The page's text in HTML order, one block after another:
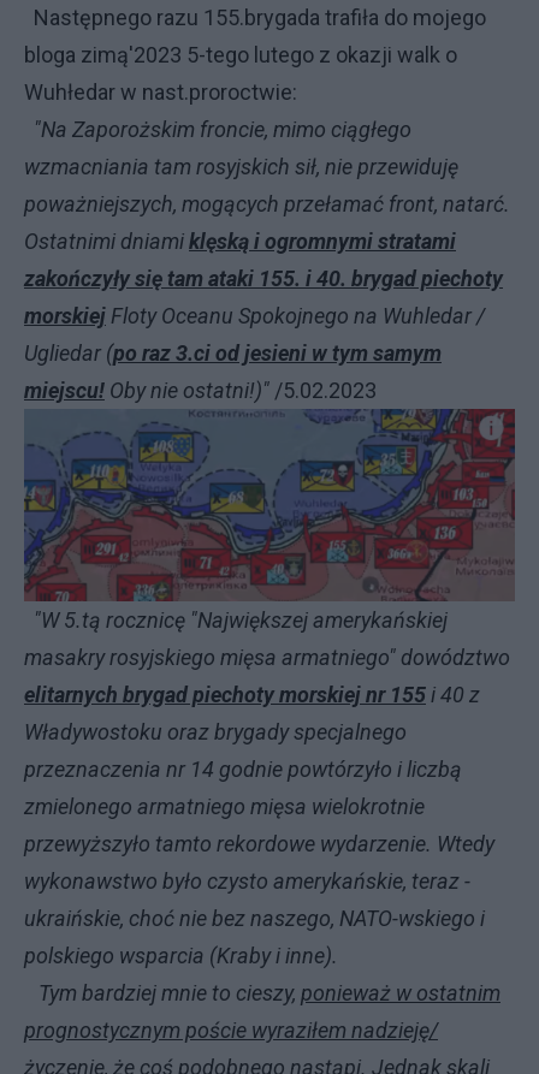
Następnego razu 155.brygada trafiła do mojego
bloga zimą'2023 5-tego lutego z okazji walk o
Wuhłedar w nast.proroctwie:
"Na Zaporożskim froncie, mimo ciągłego
wzmacniania tam rosyjskich sił, nie przewiduję
poważniejszych, mogących przełamać front, natarć.
Ostatnimi dniamiklęską i ogromnymi stratami
zakończyły się tam ataki 155. i 40. brygad piechoty
morskiej Floty Oceanu Spokojnego na Wuhledar /
Ugliedar (po raz 3.ci od jesieni w tym samym
miejscu! Oby nie ostatni!)" /5.02.2023
"W 5.tą rocznicę "Największej amerykańskiej
masakry rosyjskiego mięsa armatniego" dowództwo
elitarnych brygad piechoty morskiej nr 155 i 40 z
Władywostoku oraz brygady specjalnego
przeznaczenia nr 14 godnie powtórzyło i liczbą
zmielonego armatniego mięsa wielokrotnie
przewyższyło tamto rekordowe wydarzenie. Wtedy
wykonawstwo było czysto amerykańskie, teraz -
ukraińskie, choć nie bez naszego, NATO-wskiego i
polskiego wsparcia (Kraby i inne).
Tym bardziej mnie to cieszy, ponieważ w ostatnim
prognostycznym poście wyraziłem nadzieję/
życzenie, że coś podobnego nastąpi. Jednak skali